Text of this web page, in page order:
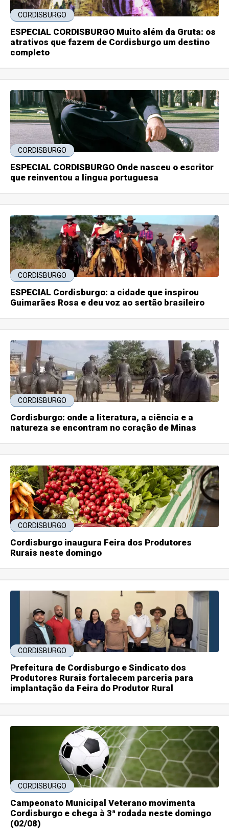
CORDISBURGO
ESPECIAL CORDISBURGO Muito além da Gruta: os
atrativos que fazem de Cordisburgo um destino
completo
CORDISBURGO
ESPECIAL CORDISBURGO Onde nasceu o escritor
que reinventou a língua portuguesa
CORDISBURGO
ESPECIAL Cordisburgo: a cidade que inspirou
Guimarães Rosa e deu voz ao sertão brasileiro
CORDISBURGO
Cordisburgo: onde a literatura, a ciência e a
natureza se encontram no coração de Minas
CORDISBURGO
Cordisburgo inaugura Feira dos Produtores
Rurais neste domingo
CORDISBURGO
Prefeitura de Cordisburgo e Sindicato dos
Produtores Rurais fortalecem parceria para
implantação da Feira do Produtor Rural
CORDISBURGO
Campeonato Municipal Veterano movimenta
Cordisburgo e chega à 3ª rodada neste domingo
(02/08)